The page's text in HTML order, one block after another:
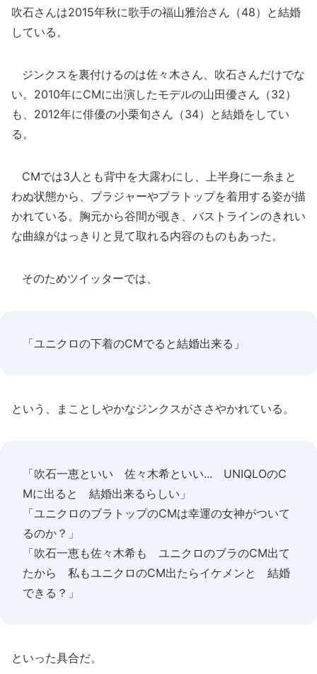
吹石さんは2015年秋に歌手の福山雅治さん（48）と結婚
している。
ジンクスを裏付けるのは佐々木さん、吹石さんだけでな
い。2010年にCMに出演したモデルの山田優さん（32）
も、2012年に俳優の小栗旬さん（34）と結婚をしてい
る。
CMでは3人とも背中を大露わにし、上半身に一糸まと
わぬ状態から、ブラジャーやブラトップを着用する姿が描
かれている。胸元から谷間が覗き、バストラインのきれい
な曲線がはっきりと見て取れる内容のものもあった。
そのためツイッターでは、
「ユニクロの下着のCMでると結婚出来る」
という、まことしやかなジンクスがささやかれている。
「吹石一恵といい 佐々木希といい... UNIQLOのC
Mに出ると 結婚出来るらしい」
「ユニクロのブラトップのCMは幸運の女神がついて
るのか？」
「吹石一恵も佐々木希も ユニクロのブラのCM出て
たから 私もユニクロのCM出たらイケメンと 結婚
できる？」
といった具合だ。